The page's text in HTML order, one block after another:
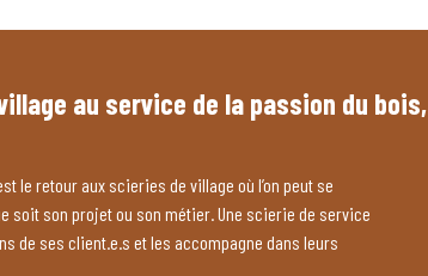
au service de la passion du bois,
le retour aux scieries de village où l’on peut se
soit son projet ou son métier. Une scierie de service
de ses client.e.s et les accompagne dans leurs